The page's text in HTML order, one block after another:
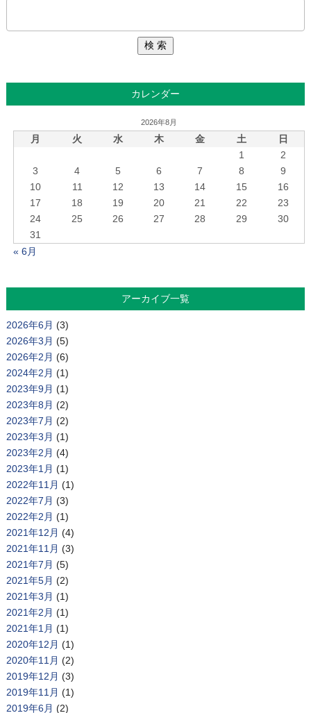
カレンダー
2026年8月
月 火 水 木 金 土
日
1
2
3
4 5 6 7 8
9
10
11 12 13 14 15
16
17
18 19 20 21 22
23
24
25 26 27 28 29
30
31
« 6月
アーカイブ一覧
2026年6月 (3)
2026年3月 (5)
2026年2月 (6)
2024年2月 (1)
2023年9月 (1)
2023年8月 (2)
2023年7月 (2)
2023年3月 (1)
2023年2月 (4)
2023年1月 (1)
2022年11月 (1)
2022年7月 (3)
2022年2月 (1)
2021年12月 (4)
2021年11月 (3)
2021年7月 (5)
2021年5月 (2)
2021年3月 (1)
2021年2月 (1)
2021年1月 (1)
2020年12月 (1)
2020年11月 (2)
2019年12月 (3)
2019年11月 (1)
2019年6月 (2)